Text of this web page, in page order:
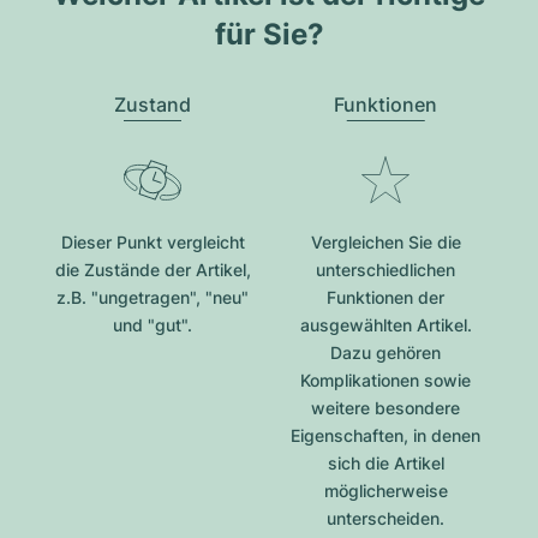
für Sie?
Zustand
Dieser Punkt vergleicht
die Zustände der Artikel,
z.B. "ungetragen", "neu"
und "gut".
Funktionen
Vergleichen Sie die
unterschiedlichen
Funktionen der
ausgewählten Artikel.
Dazu gehören
Komplikationen sowie
weitere besondere
Eigenschaften, in denen
sich die Artikel
möglicherweise
unterscheiden.